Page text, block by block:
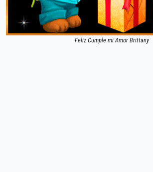
Feliz Cumple mi Amor Brittany